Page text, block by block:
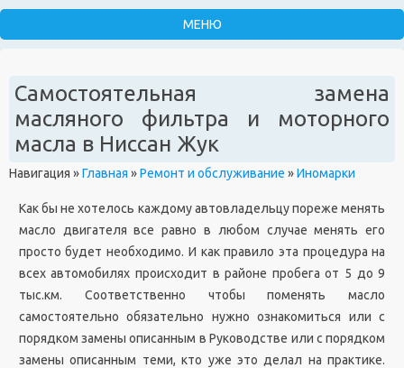
Самостоятельная замена
масляного фильтра и моторного
масла в Ниссан Жук
Навигация »Главная »Ремонт и обслуживание »Иномарки
Как бы не хотелось каждому автовладельцу пореже менять
масло двигателя все равно в любом случае менять его
просто будет необходимо. И как правило эта процедура на
всех автомобилях происходит в районе пробега от 5 до 9
тыс.км. Соответственно чтобы поменять масло
самостоятельно обязательно нужно ознакомиться или с
порядком замены описанным в Руководстве или с порядком
замены описанным теми, кто уже это делал на практике.